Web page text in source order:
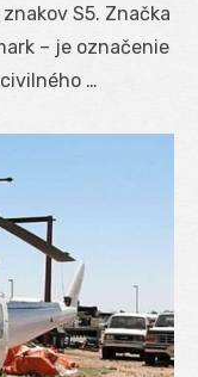
S5. Značka
– je označenie
…